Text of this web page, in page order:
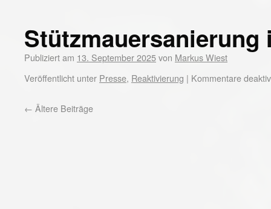
Stützmauersanierung
Publiziert am 13. September 2025von Markus Wiest
Veröffentlicht unter Presse, Reaktivierung | Kommentare
← Ältere Beiträge